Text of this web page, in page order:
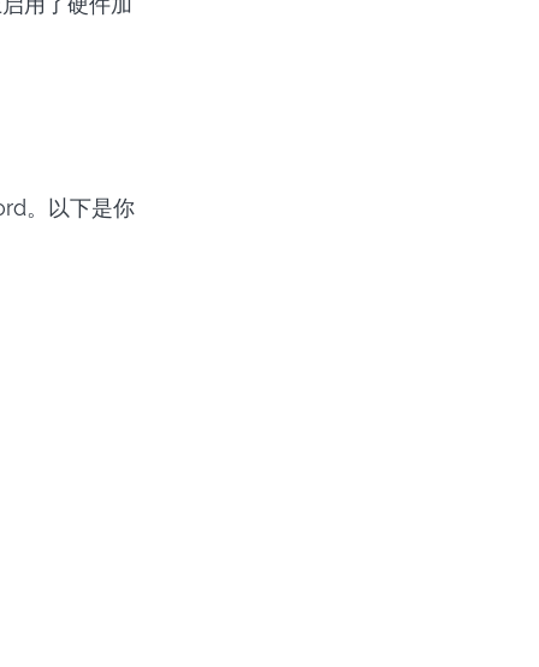
。以下是你